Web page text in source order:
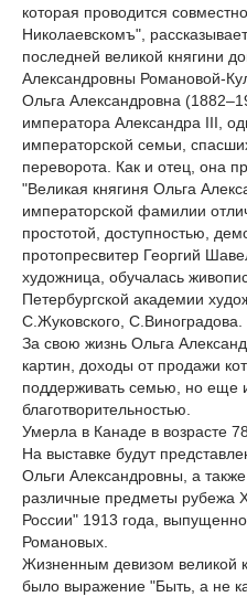
которая проводится
Николаевскомъ",
последней великой княгини
Александровны Романовой-
Ольга Александровна
императора Александра III,
императорской семьи,
переворота. Как и отец, она
"Великая княгиня Ольга
императорской фамилии
простотой, доступностью,
протопресвитер Георгий
художница, обучалась
Петербургской академии
С.Жуковского, С.Виноградова.
За свою жизнь Ольга
картин, доходы от продажи
поддерживать семью, но еще
благотворительностью.
Умерла в Канаде в возрасте
На выставке будут
Ольги Александровны, а
различные предметы рубежа
России" 1913 года,
Романовых.
Жизненным девизом великой
было выражение "Быть, а не